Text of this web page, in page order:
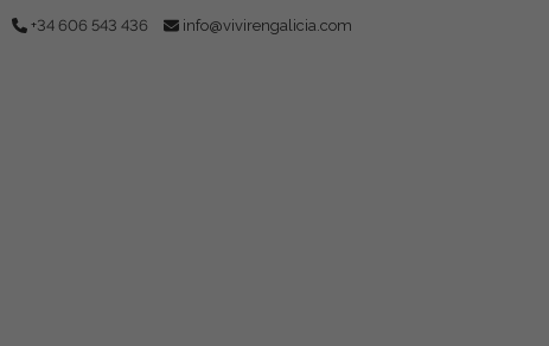
+34 606 543 436 info@vivirengalicia.com